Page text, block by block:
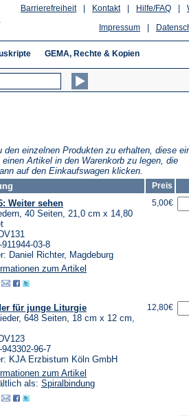
Hilfe/FAQ
Kontakt
Barrierefreiheit
Impressum
GEMA, Rechte & Kopien
den einzelnen Produkten zu erhalten, diese
Artikel in den Warenkorb zu legen, die
auf den Einkaufswagen klicken.
Preis
Weiter sehen
40 Seiten, 21,0 cm x 14,80
03-8
Daniel Richter, Magdeburg
zum Artikel
5,00€
für junge Liturgie
648 Seiten, 18 cm x 12 cm,
96-7
KJA Erzbistum Köln GmbH
zum Artikel
als: Spiralbindung
12,80€